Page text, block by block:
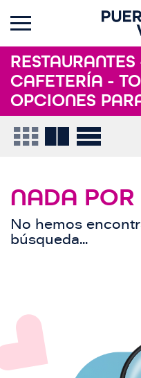
CAFETERÍA -
OPCIONES
NADA
No hemos
búsqueda...